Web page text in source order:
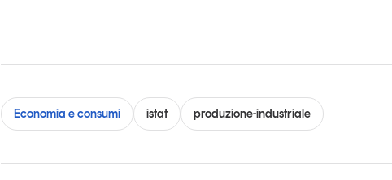
Economia e consumi istat produzione-industriale